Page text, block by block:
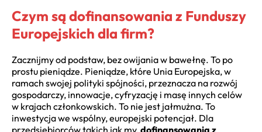
Czym są dofinansowania z Funduszy
Europejskich dla firm?
Zacznijmy od podstaw, bez owijania w bawełnę. To po
prostu pieniądze. Pieniądze, które Unia Europejska, w
ramach swojej polityki spójności, przeznacza na rozwój
gospodarczy, innowacje, cyfryzację i masę innych celów
w krajach członkowskich. To nie jest jałmużna. To
inwestycja we wspólny, europejski potencjał. Dla
przedsiębiorców takich jak my,dofinansowania z